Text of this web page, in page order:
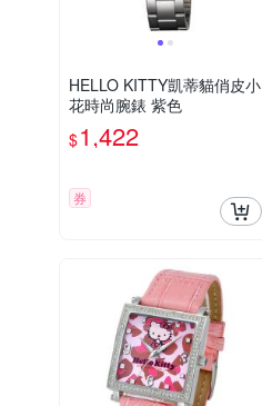
HELLO KITTY凱蒂貓俏皮小
花時尚腕錶 紫色
$1,422
券